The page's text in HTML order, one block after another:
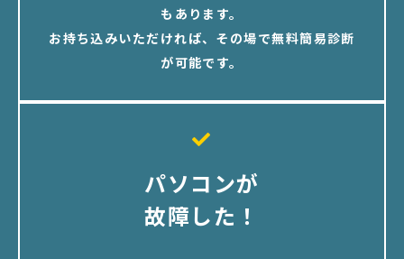
もあります。
お持ち込みいただければ、その場で無料簡易診断
が可能です。
パソコンが
故障した！